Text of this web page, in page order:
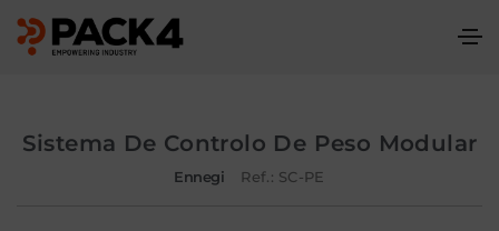
Sistema De Controlo De Peso Modular
Ennegi Ref.: SC-PE